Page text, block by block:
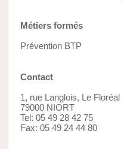
Métiers formés
Prévention BTP
Contact
1, rue Langlois, Le Floréal
79000 NIORT
Tel: 05 49 28 42 75
Fax: 05 49 24 44 80